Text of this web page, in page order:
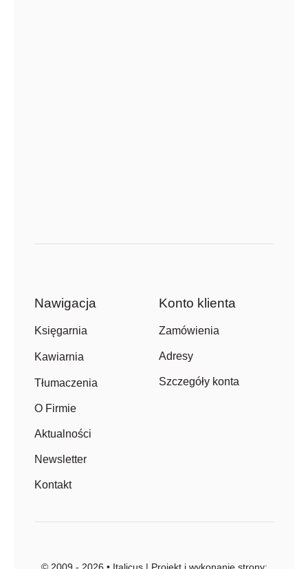
Nawigacja
Księgarnia
Kawiarnia
Tłumaczenia
O Firmie
Aktualności
Newsletter
Kontakt
Konto klienta
Zamówienia
Adresy
Szczegóły konta